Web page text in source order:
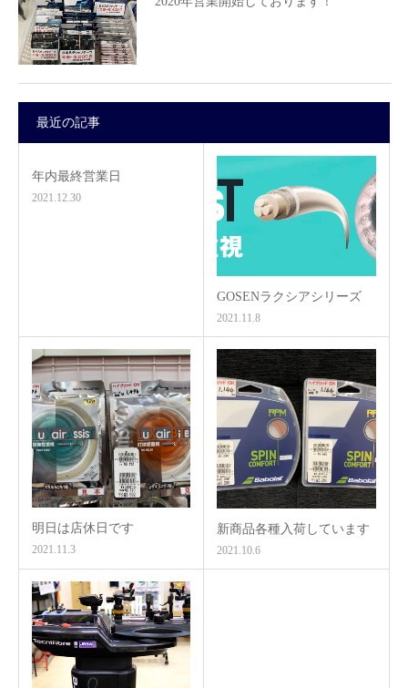
最近の記事
年内最終営業日
2021.12.30
GOSENラクシアシリーズ
2021.11.8
明日は店休日です
2021.11.3
新商品各種入荷しています
2021.10.6